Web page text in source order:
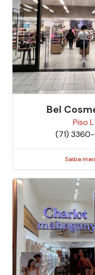
Bel
Piso
(71)
Saiba